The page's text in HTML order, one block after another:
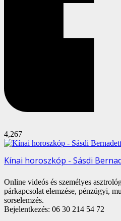
4,267
Kínai horoszkóp - Sásdi
Online videós és személyes
párkapcsolat elemzése, pénzügyi,
sorselemzés.
Bejelentkezés: 06 30 214 54 72